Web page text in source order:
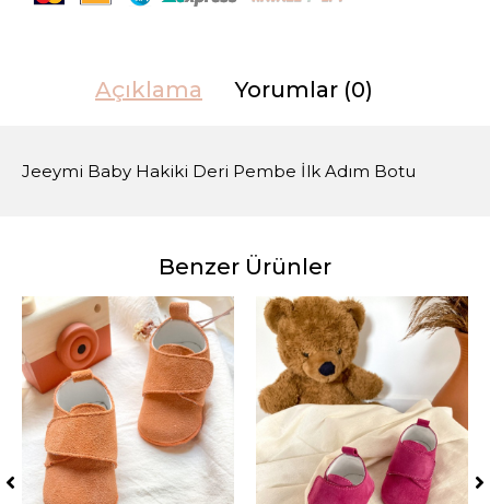
Açıklama Yorumlar (0)
Jeeymi Baby Hakiki Deri Pembe İlk Adım Botu
Benzer Ürünler